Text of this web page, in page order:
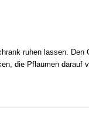
ruhen lassen. Den
die Pflaumen darauf